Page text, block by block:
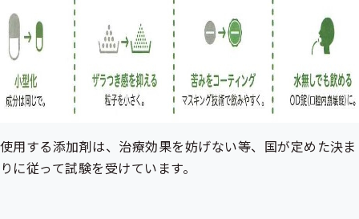
使用する添加剤は、治療効果を妨げない等、国が定めた決ま
りに従って試験を受けています。